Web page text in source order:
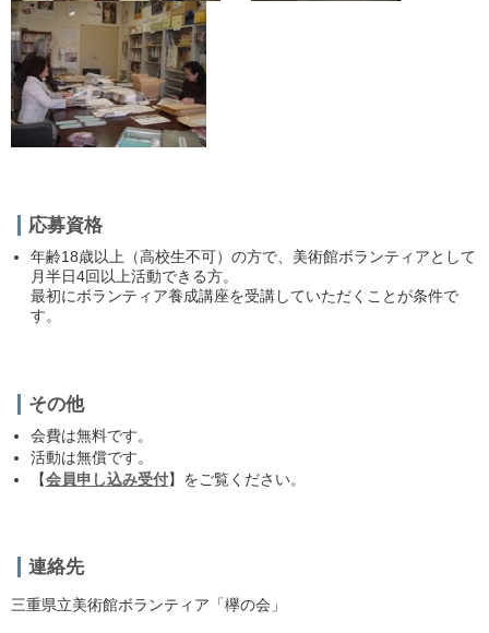
応募資格
年齢18歳以上（高校生不可）の方で、美術館ボランティアとして
月半日4回以上活動できる方。
最初にボランティア養成講座を受講していただくことが条件で
す。
その他
会費は無料です。
活動は無償です。
【会員申し込み受付】をご覧ください。
連絡先
三重県立美術館ボランティア「欅の会」